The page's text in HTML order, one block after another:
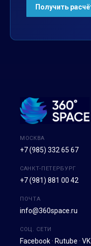
МОСКВА
+7 (985) 332 65 67
САНКТ-ПЕТЕРБУРГ
+7 (981) 881 00 42
ПОЧТА
info@360space.ru
СОЦ. СЕТИ
Facebook · Rutube · VK